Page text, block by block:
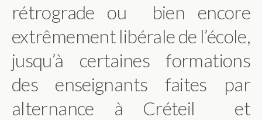
rétrograde ou bien encore
extrêmement libérale de l’école,
jusqu’à certaines formations
des enseignants faites par
alternance à Créteil et